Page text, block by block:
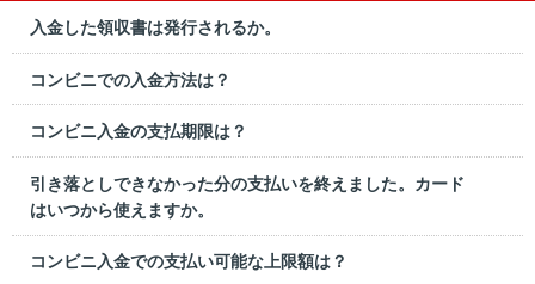
入金した領収書は発行されるか。
コンビニでの入金方法は？
コンビニ入金の支払期限は？
引き落としできなかった分の支払いを終えました。カード
はいつから使えますか。
コンビニ入金での支払い可能な上限額は？